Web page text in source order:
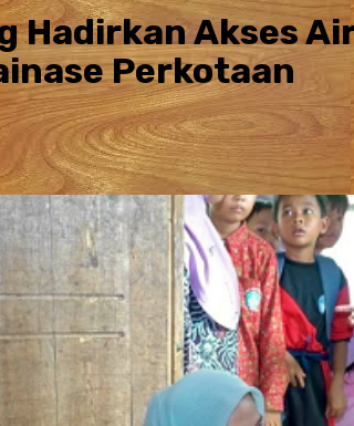
Hadirkan Akses
Perkotaan